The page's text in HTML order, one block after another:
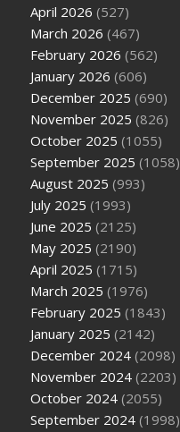
April 2026 (527)
March 2026 (467)
February 2026 (562)
January 2026 (606)
December 2025 (690)
November 2025 (826)
October 2025 (1055)
September 2025 (1058)
August 2025 (993)
July 2025 (1993)
June 2025 (2125)
May 2025 (2190)
April 2025 (1715)
March 2025 (1976)
February 2025 (1843)
January 2025 (2142)
December 2024 (2098)
November 2024 (2203)
October 2024 (2055)
September 2024 (1998)